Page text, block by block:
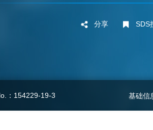
分享 SDS
：154229-19-3 基础信